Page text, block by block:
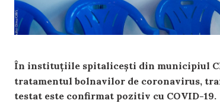
În instituțiile spitalicești din municipiul
tratamentul bolnavilor de coronavirus,
testat este confirmat pozitiv cu COVID-19.